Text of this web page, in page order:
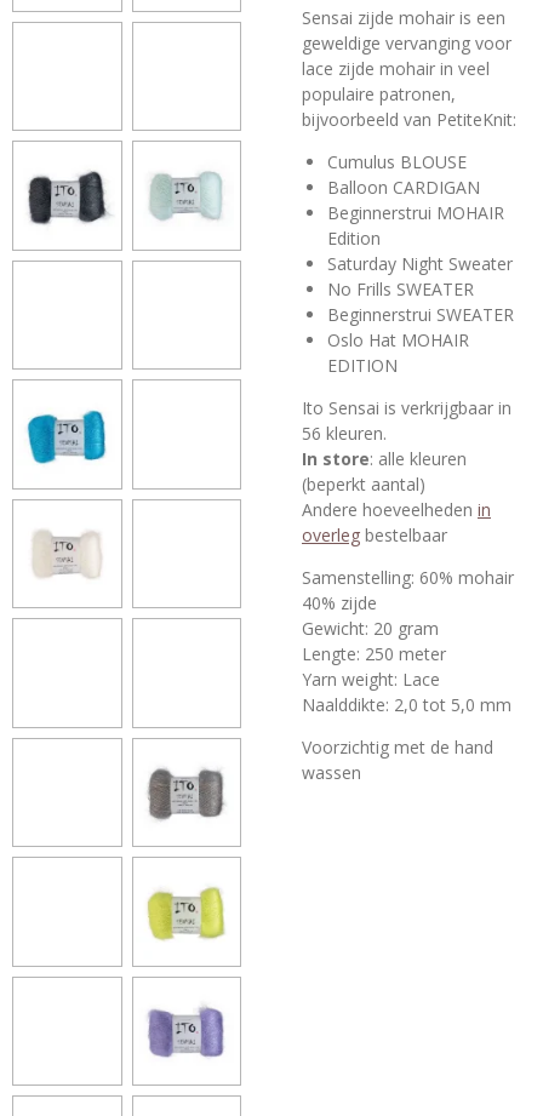
Sensai zijde mohair is een
geweldige vervanging voor
lace zijde mohair in veel
populaire patronen,
bijvoorbeeld van PetiteKnit:
Cumulus BLOUSE
Balloon CARDIGAN
Beginnerstrui MOHAIR
Edition
Saturday Night Sweater
No Frills SWEATER
Beginnerstrui SWEATER
Oslo Hat MOHAIR
EDITION
Ito Sensai is verkrijgbaar in
56 kleuren.
In store: alle kleuren
(beperkt aantal)
Andere hoeveelheden in
overleg bestelbaar
Samenstelling: 60% mohair
40% zijde
Gewicht: 20 gram
Lengte: 250 meter
Yarn weight: Lace
Naalddikte: 2,0 tot 5,0 mm
Voorzichtig met de hand
wassen